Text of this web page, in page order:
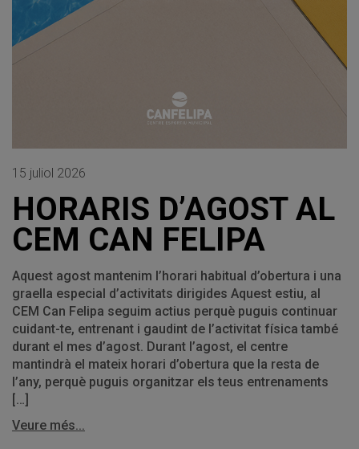
15 juliol 2026
HORARIS D’AGOST AL
CEM CAN FELIPA
Aquest agost mantenim l’horari habitual d’obertura i una
graella especial d’activitats dirigides Aquest estiu, al
CEM Can Felipa seguim actius perquè puguis continuar
cuidant-te, entrenant i gaudint de l’activitat física també
durant el mes d’agost. Durant l’agost, el centre
mantindrà el mateix horari d’obertura que la resta de
l’any, perquè puguis organitzar els teus entrenaments
[…]
Veure més...